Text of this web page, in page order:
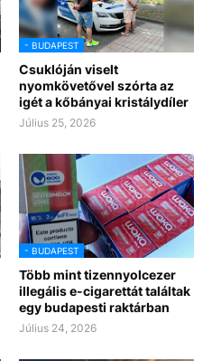
- BUDAPEST
Csuklóján viselt
nyomkövetővel szórta az
igét a kőbányai kristálydíler
Július 25, 2026
- BUDAPEST
Több mint tizennyolcezer
illegális e-cigarettát találtak
egy budapesti raktárban
Július 24, 2026